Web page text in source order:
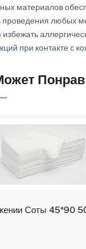
материалов
проведения любых
при контакте с
Соты 45*90